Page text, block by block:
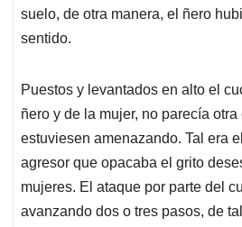
suelo, de otra manera, el ñero
sentido.
Puestos y levantados en alto el
ñero y de la mujer, no parecía
estuviesen amenazando. Tal era
agresor que opacaba el grito
mujeres. El ataque por parte del
avanzando dos o tres pasos, de